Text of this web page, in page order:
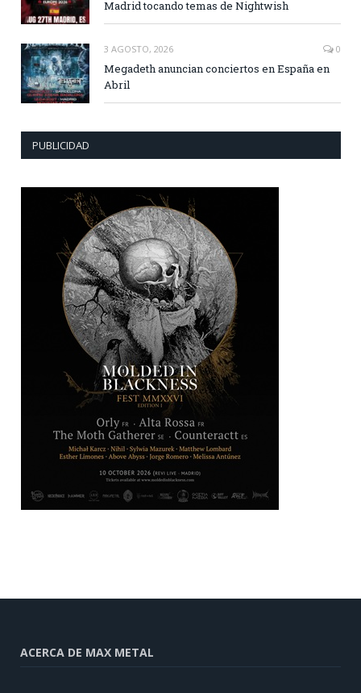
Madrid tocando temas de Nightwish
3 AGOSTO, 2026 0
Megadeth anuncian conciertos en España en
Abril
PUBLICIDAD
ACERCA DE MAX METAL